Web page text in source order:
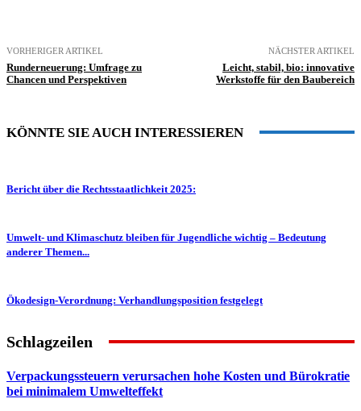
VORHERIGER ARTIKEL
Runderneuerung: Umfrage zu
Chancen und Perspektiven
NÄCHSTER ARTIKEL
Leicht, stabil, bio: innovative
Werkstoffe für den Baubereich
KÖNNTE SIE AUCH INTERESSIEREN
Bericht über die Rechtsstaatlichkeit 2025:
Umwelt- und Klimaschutz bleiben für Jugendliche wichtig – Bedeutung
anderer Themen...
Ökodesign-Verordnung: Verhandlungsposition festgelegt
Schlagzeilen
Verpackungssteuern verursachen hohe Kosten und Bürokratie
bei minimalem Umwelteffekt